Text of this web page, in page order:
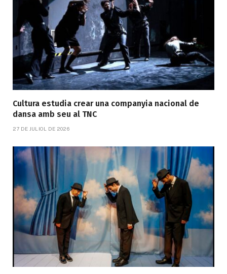
Cultura estudia crear una companyia nacional de
dansa amb seu al TNC
27 DE JULIOL DE 2026